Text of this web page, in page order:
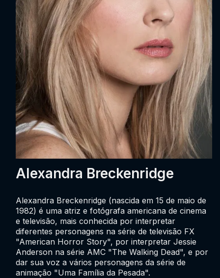
Alexandra Breckenridge
Alexandra Breckenridge (nascida em 15 de maio de
1982) é uma atriz e fotógrafa americana de cinema
e televisão, mais conhecida por interpretar
diferentes personagens na série de televisão FX
"American Horror Story", por interpretar Jessie
Anderson na série AMC "The Walking Dead", e por
dar sua voz a vários personagens da série de
animação "Uma Família da Pesada".